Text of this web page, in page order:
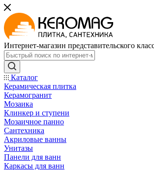
Интернет-магазин представительского
Каталог
Керамическая плитка
Керамогранит
Мозаика
Клинкер и ступени
Мозаичное панно
Сантехника
Акриловые ванны
Унитазы
Панели для ванн
Каркасы для ванн